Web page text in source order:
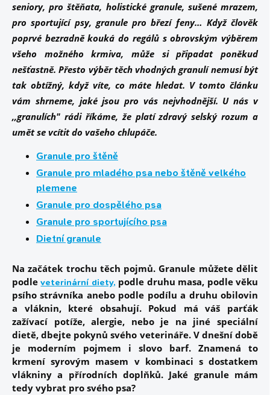
seniory, pro štěňata, holistické granule, sušené mrazem,
pro sportující psy, granule pro březí feny… Když člověk
poprvé bezradně kouká do regálů s obrovským výběrem
všeho možného krmiva, může si připadat poněkud
nešťastně. Přesto výběr těch vhodných granulí nemusí být
tak obtížný, když víte, co máte hledat. V tomto článku
vám shrneme, jaké jsou pro vás nejvhodnější. U nás v
,,granulích" rádi říkáme, že platí zdravý selský rozum a
umět se vcítit do vašeho chlupáče.
Granule pro štěně
Granule pro mladého psa nebo štěně velkého
plemene
Granule pro dospělého psa
Granule pro sportujícího psa
Dietní granule
Na začátek trochu těch pojmů. Granule můžete dělit
podleveterinární diety, podle druhu masa, podle věku
psího strávníka anebo podle podílu a druhu obilovin
a vláknin, které obsahují.Pokud má váš parťák
zažívací potíže, alergie, nebo je na jiné speciální
dietě, dbejte pokynů svého veterináře. V dnešní době
je moderním pojmem i slovo barf. Znamená to
krmení syrovým masem v kombinaci s dostatkem
vlákniny a přírodních doplňků. Jaké granule mám
tedy vybrat pro svého psa?